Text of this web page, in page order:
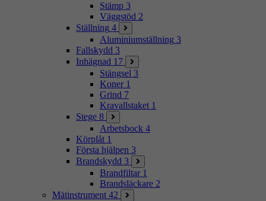
Stämp 3
Väggstöd 2
Ställning 4
Aluminiumställning 3
Fallskydd 3
Inhägnad 17
Stängsel 3
Koner 1
Grind 7
Kravallstaket 1
Stege 8
Arbetsbock 4
Körplåt 1
Första hjälpen 3
Brandskydd 3
Brandfiltar 1
Brandsläckare 2
Mätinstrument 42